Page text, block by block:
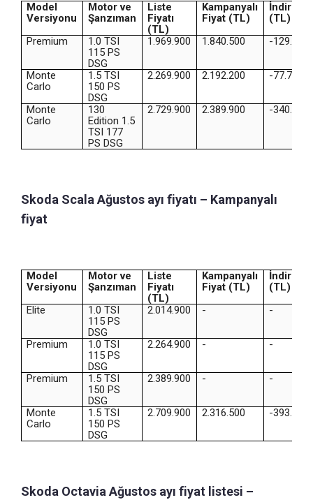
Model
Versiyonu
Motor ve
Şanzıman
Liste
Fiyatı
(TL)
Kampanyalı
Fiyat (TL)
İndirim
(TL)
Premium
1.0 TSI
115 PS
DSG
1.969.900 1.840.500 -129.400
Monte
Carlo
1.5 TSI
150 PS
DSG
2.269.900 2.192.200 -77.700
Monte
Carlo
130
Edition 1.5
TSI 177
PS DSG
2.729.900 2.389.900 -340.000
Skoda Scala Ağustos ayı fiyatı – Kampanyalı
fiyat
Model
Versiyonu
Motor ve
Şanzıman
Liste
Fiyatı
(TL)
Kampanyalı
Fiyat (TL)
İndirim
(TL)
Elite
1.0 TSI
115 PS
DSG
2.014.900 - -
Premium
1.0 TSI
115 PS
DSG
2.264.900 - -
Premium
1.5 TSI
150 PS
DSG
2.389.900 - -
Monte
Carlo
1.5 TSI
150 PS
DSG
2.709.900 2.316.500 -393.400
Skoda Octavia Ağustos ayı fiyat listesi –